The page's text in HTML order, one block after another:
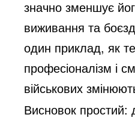
значно зменшує
виживання та
один приклад, як
професіоналізм і
військових
Висновок